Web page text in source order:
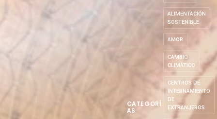
CATEGORÍ
AS
ALIMENTACIÓN
SOSTENIBLE
AMOR
CAMBIO
CLIMÁTICO
CENTROS DE
INTERNAMIENTO
DE
EXTRANJEROS